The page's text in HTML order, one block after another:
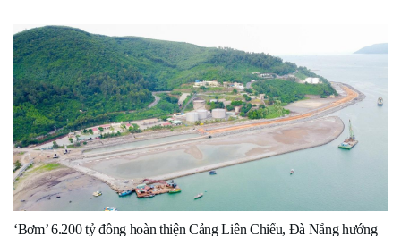
‘Bơm’ 6.200 tỷ đồng hoàn thiện Cảng Liên Chiểu, Đà Nẵng hướng